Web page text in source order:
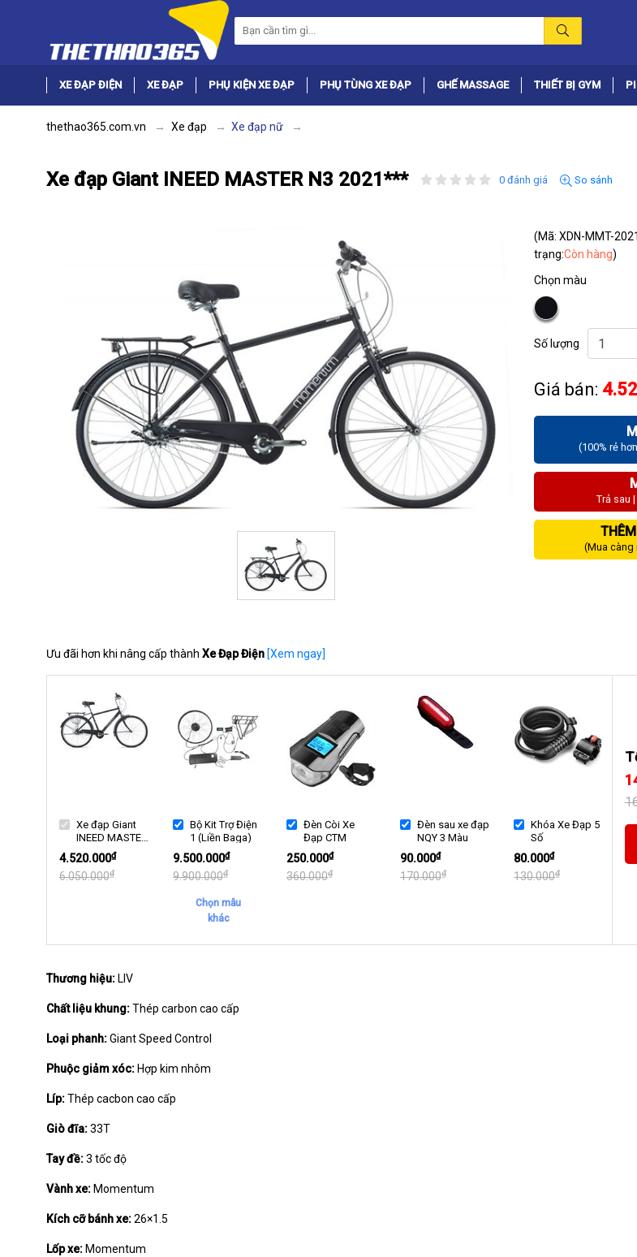
XE ĐẠP ĐIỆN XE ĐẠP PHỤ KIỆN XE ĐẠP PHỤ TÙNG XE ĐẠP GHẾ MASSAGE THIẾT BỊ GYM
thethao365.com.vn Xe đạp Xe đạp nữ
Xe đạp Giant INEED MASTER N3 2021*** 0 đánh giá So sánh
(Mã: XDN-MMT-
trạng:Còn hàng)
Chọn màu
Số lượng
Giá bán:
(100% rẻ
Trả sau
(Mua càng
Ưu đãi hơn khi nâng cấp thành Xe Đạp Điện [Xem ngay]
Xe đạp Giant
INEED MASTER
N3 2021***
4.520.000₫
6.050.000₫
Bộ Kit Trợ Điện
1 (Liền Baga)
9.500.000₫
9.900.000₫
Chọn mẫu
khác
Đèn Còi Xe
Đạp CTM
250.000₫
360.000₫
Đèn sau xe đạp
NQY 3 Màu
90.000₫
170.000₫
Khóa Xe Đạp 5
Số
80.000₫
130.000₫
Thương hiệu: LIV
Chất liệu khung:Thép carbon cao cấp
Loại phanh:Giant Speed Control
Phuộc giảm xóc: Hợp kim nhôm
Líp:Thép cacbon cao cấp
Giò đĩa:33T
Tay đề:3 tốc độ
Vành xe: Momentum
Kích cỡ bánh xe:26×1.5
Lốp xe: Momentum